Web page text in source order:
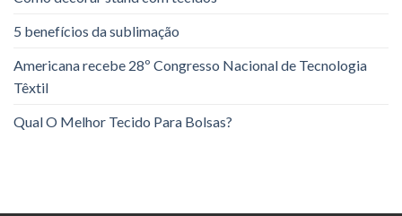
5 benefícios da sublimação
Americana recebe 28º Congresso Nacional de Tecnologia
Têxtil
Qual O Melhor Tecido Para Bolsas?